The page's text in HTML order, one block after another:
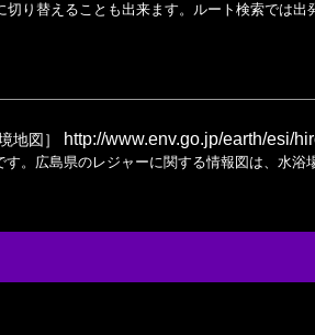
り替えることも出来ます。ルート検索では
地図］ http://www.env.go.jp/earth/esi/
。広島県のレジャーに関する情報図は、水浴